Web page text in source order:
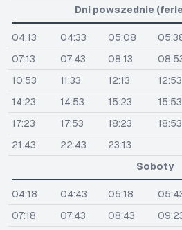
Dni powszednie
04:13 04:33 05:08
07:13
07:43 08:13
10:53
11:33 12:13 12:53
14:23
14:53 15:23 15:53
17:23
17:53 18:23 18:53
21:43
22:43
23:13
Soboty
04:18 04:43 05:18
07:18
07:43 08:43